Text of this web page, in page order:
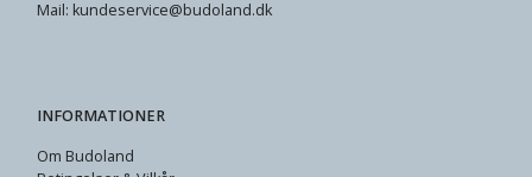
Mail: kundeservice@budoland.dk
INFORMATIONER
Om Budoland